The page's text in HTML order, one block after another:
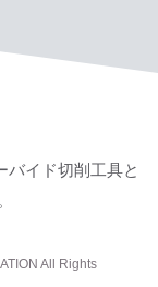
バイド切削工具と
All Rights